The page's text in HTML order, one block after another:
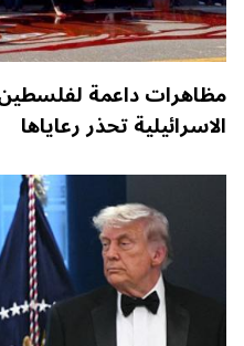
مظاهرات داعمة لفلسطين
الاسرائيلية تحذر رعاياها